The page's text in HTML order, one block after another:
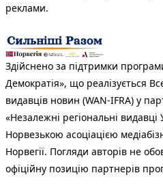
реклами.
Здійснено за підтримки
Демократія», що реалізується
видавців новин (WAN-IFRA) у
«Незалежні регіональні
Норвезькою асоціацією
Норвегії. Погляди авторів не
офіційну позицію партнерів